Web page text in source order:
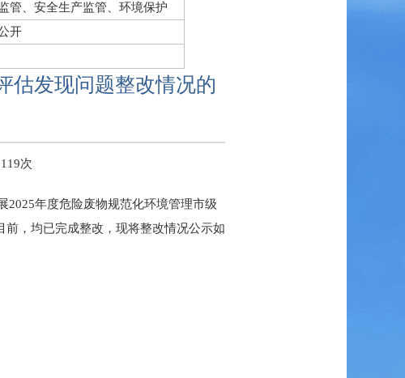
管、安全生产监管、环境保护
开
估发现问题整改情况的
119次
2025年度危险废物规范化环境管理市级
，均已完成整改，现将整改情况公示如